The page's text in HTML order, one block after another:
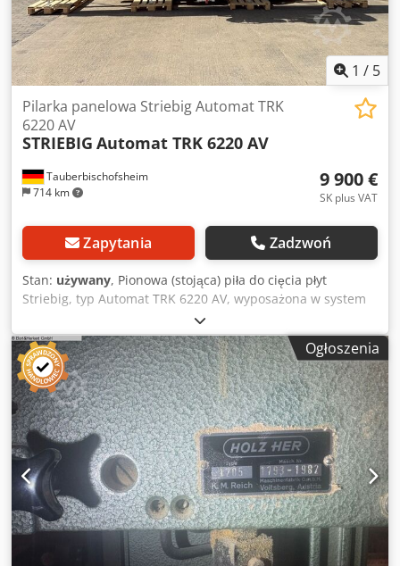
o charakterze opisowym. Kupujący ma prawo do inspekcji
przedmiotu przed jego odebraniem i ponosi
odpowiedzialność za instalację, zabezpieczenie i
użytkowanie maszyny w miejscu docelowym. Numer
referencyjny: 6645
1 / 5
Tauberbischofsheim
714 km
Pilarka panelowa Striebig Automat TRK
6220 AV
STRIEBIG Automat TRK 6220 AV
9 900 €
SK plus VAT
Zapytania Zadzwoń
Stan: używany, Pionowa (stojąca) piła do cięcia płyt
Striebig, typ Automat TRK 6220 AV, wyposażona w system
pozycjonowania Schneeberger Positron, przeznaczona do
precyzyjnego, poziomego i pionowego cięcia materiałów
drewnopochodnych, tworzyw sztucznych i płyt
kompozytowych. Automatyczna wersja umożliwia
efektywne i powtarzalne cięcie płyt w branży meblarskiej,
w budownictwie wnętrz oraz przy obróbce płyt. Możliwy
montaż wolnostojący lub na ścianie. Dsdpfx Aiozr H
Hfeqjck Dane techniczne: - Długość cięcia: 5300 mm -
Szerokość cięcia: 2200 mm - Grubość materiału: maks. 80
mm - Moc silnika: 5,5 kW
Ogłoszenia